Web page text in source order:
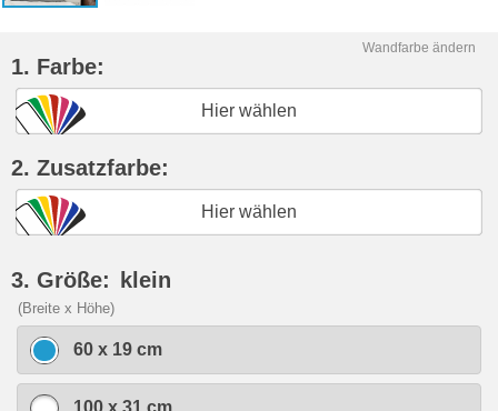
Wandfarbe ändern
1. Farbe:
Hier wählen
2. Zusatzfarbe:
Hier wählen
3. Größe: klein
(Breite x Höhe)
60 x 19 cm